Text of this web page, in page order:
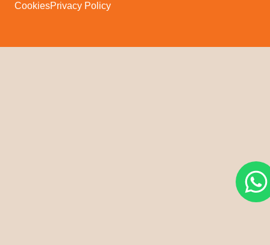
CookiesPrivacy Policy